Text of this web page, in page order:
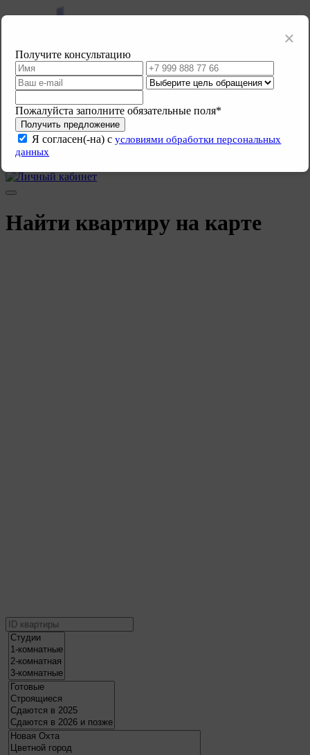
ПЕРЕУСТУПКИ.РФ
Главная О компании Инвесторам
купить Стать партнёром
Продать квартиру
Найти квартиру на карте
×
Получите консультацию
Пожалуйста заполните обязательные поля*
Получить предложение
Я согласен(-на) сусловиями обработки персональных
данных